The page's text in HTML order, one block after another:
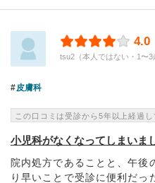
4.0
tsu2（本人ではない・1〜3
皮膚科
この口コミは受診から5年以上経過し
小児科がなくなってしまいま
院内処方であることと、午後
り早いことで受診に便利だ